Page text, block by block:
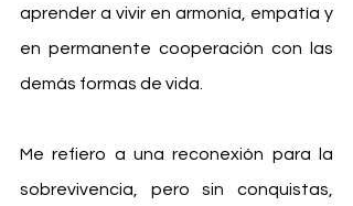
aprender a vivir en armonía, empatía y
en permanente cooperación con las
demás formas de vida.
Me refiero a una reconexión para la
sobrevivencia, pero sin conquistas,